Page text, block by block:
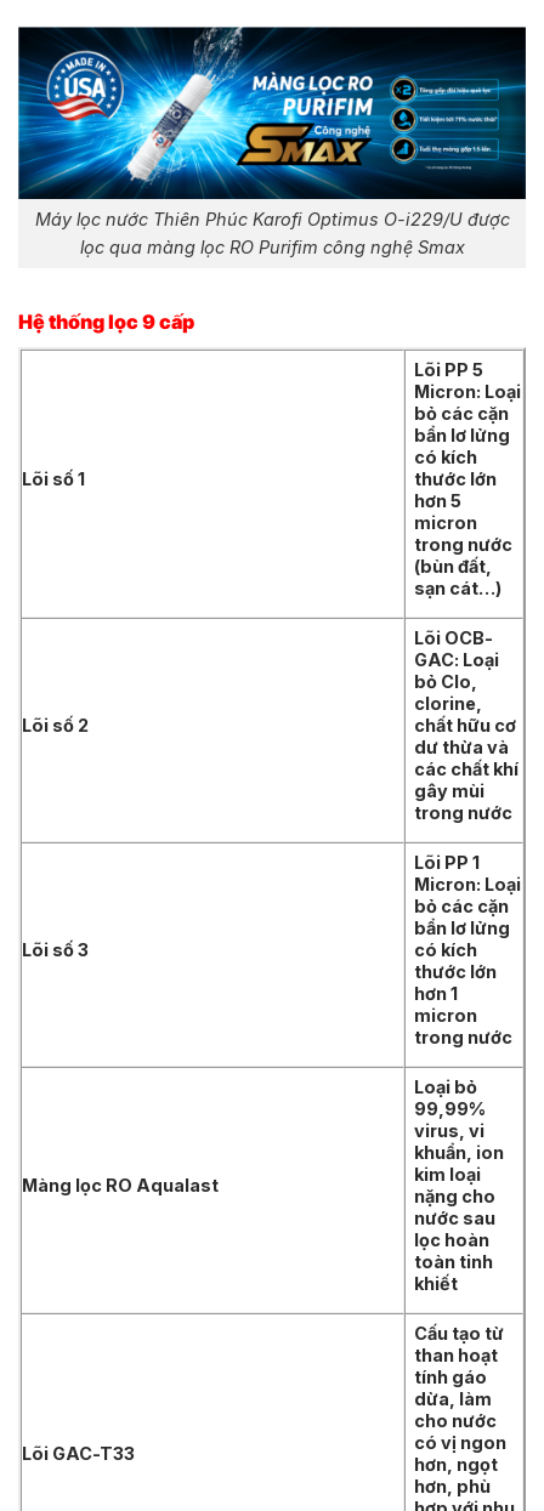
Máy lọc nước Thiên Phúc Karofi Optimus O-i229/U được
lọc qua màng lọc RO Purifim công nghệ Smax
Hệ thống lọc 9 cấp
Lõi số 1
Lõi PP 5
Micron: Loại
bỏ các cặn
bẩn lơ lửng
có kích
thước lớn
hơn 5
micron
trong nước
(bùn đất,
sạn cát…)
Lõi số 2
Lõi OCB-
GAC: Loại
bỏ Clo,
clorine,
chất hữu cơ
dư thừa và
các chất khí
gây mùi
trong nước
Lõi số 3
Lõi PP 1
Micron: Loại
bỏ các cặn
bẩn lơ lửng
có kích
thước lớn
hơn 1
micron
trong nước
Màng lọc RO Aqualast
Loại bỏ
99,99%
virus, vi
khuẩn, ion
kim loại
nặng cho
nước sau
lọc hoàn
toàn tinh
khiết
Lõi GAC-T33
Cấu tạo từ
than hoạt
tính gáo
dừa, làm
cho nước
có vị ngon
hơn, ngọt
hơn, phù